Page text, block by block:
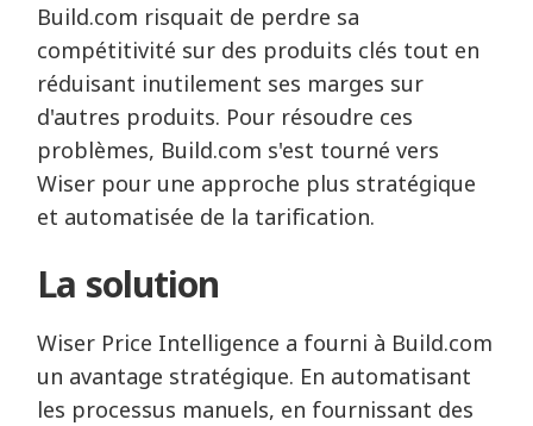
Build.com risquait de perdre sa
compétitivité sur des produits clés tout en
réduisant inutilement ses marges sur
d'autres produits. Pour résoudre ces
problèmes, Build.com s'est tourné vers
Wiser pour une approche plus stratégique
et automatisée de la tarification.
La solution
Wiser Price Intelligence a fourni à Build.com
un avantage stratégique. En automatisant
les processus manuels, en fournissant des